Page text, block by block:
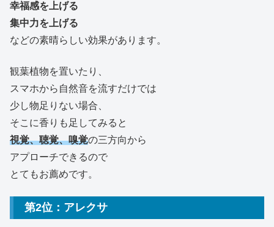
幸福感を上げる
集中力を上げる
などの素晴らしい効果があります。
観葉植物を置いたり、
スマホから自然音を流すだけでは
少し物足りない場合、
そこに香りも足してみると
視覚、聴覚、嗅覚の三方向から
アプローチできるので
とてもお薦めです。
第2位：アレクサ